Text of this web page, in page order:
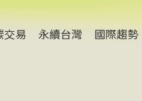
交易 永續台灣 國際趨勢